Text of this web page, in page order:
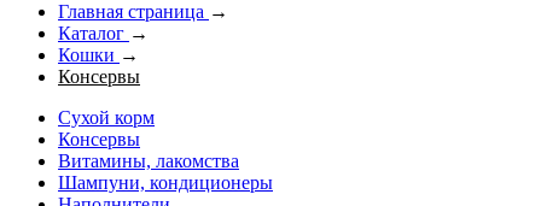
Главная страница →
Каталог →
Кошки →
Консервы
Сухой корм
Консервы
Витамины, лакомства
Шампуни, кондиционеры